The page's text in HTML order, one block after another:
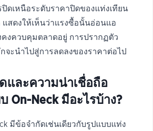
ปิดเหนือระดับราคาปิดของแท่งเทียน
สดงให้เห็นว่าแรงซื้อนั้นอ่อนแอ
คงควบคุมตลาดอยู่ การปรากฏตัว
จะนำไปสู่การลดลงของราคาต่อไป
และความน่าเชื่อถือ
On-Neck มีอะไรบ้าง?
มีข้อจำกัดเช่นเดียวกับรูปแบบแท่ง